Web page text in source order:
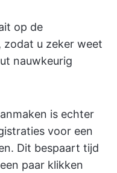
op de
u zeker weet
nauwkeurig
is echter
voor een
Dit bespaart tijd
paar klikken